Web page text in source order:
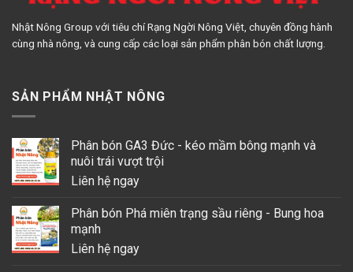
Nhật Nông Group với tiêu chí Rạng Ngời Nông Việt, chuyên đồng hành
cùng nhà nông, và cung cấp các loại sản phẩm phân bón chất lượng.
SẢN PHẨM NHẬT NÔNG
Phân bón GA3 Đức - kéo mầm bông mạnh và
nuôi trái vượt trội
Liên hệ ngay
Phân bón Phá miên trạng sầu riêng - Bung hoa
mạnh
Liên hệ ngay